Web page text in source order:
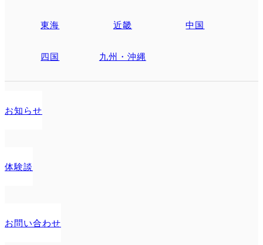
東海 近畿 中国
四国 九州・沖縄
お知らせ
体験談
お問い合わせ